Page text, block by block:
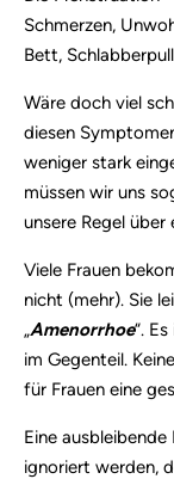
Schmerzen,
Bett,
Wäre doch viel
diesen
weniger stark
müssen wir uns
unsere Regel
Viele Frauen
nicht (mehr). Sie
„Amenorrhoe“.
im Gegenteil.
für Frauen eine
Eine
ignoriert werden,